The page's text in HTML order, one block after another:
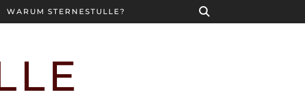
WARUM STERNESTULLE?